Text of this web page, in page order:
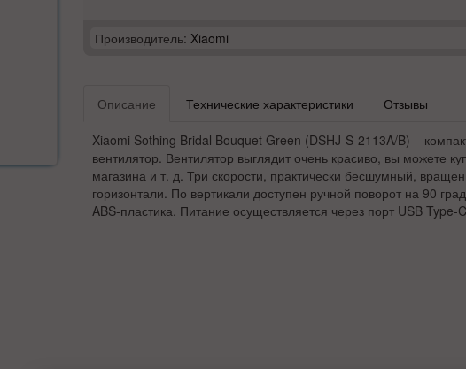
Производитель: Xiaomi
Описание Технические характеристики Отзывы
Xiaomi Sothing Bridal Bouquet Green (DSHJ-S-2113A/B) –
вентилятор. Вентилятор выглядит очень красиво, вы можете
магазина и т. д. Три скорости, практически бесшумный,
горизонтали. По вертикали доступен ручной поворот на 90
ABS-пластика. Питание осуществляется через порт USB Type-